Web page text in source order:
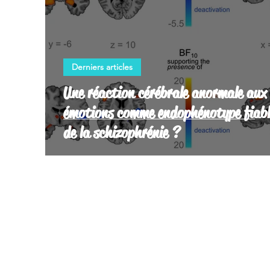
Une réaction cérébrale anormale aux
émotions comme endophénotype
de la schizophrénie ?
Derniers articles